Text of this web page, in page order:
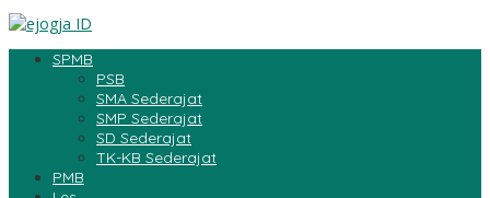
SPMB
PSB
SMA Sederajat
SMP Sederajat
SD Sederajat
TK-KB Sederajat
PMB